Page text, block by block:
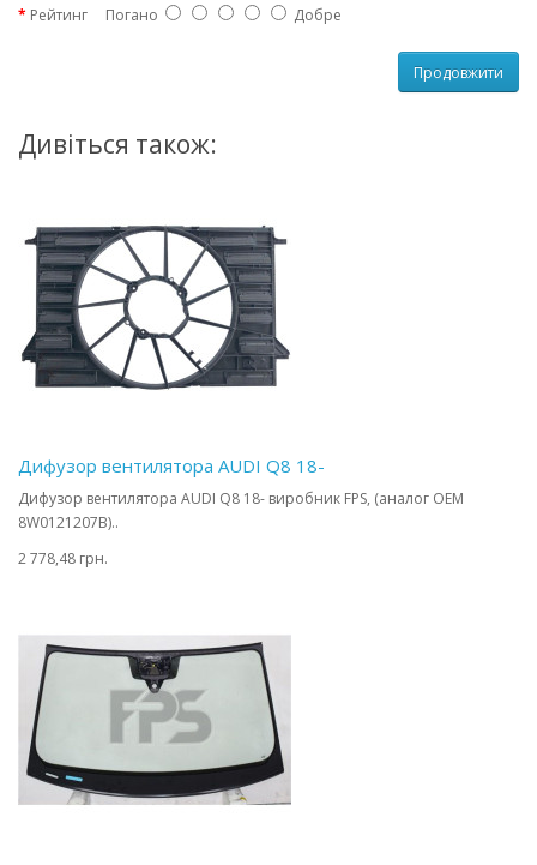
Рейтинг Погано Добре
Продовжити
Дивіться також:
Дифузор вентилятора AUDI Q8 18-
Дифузор вентилятора AUDI Q8 18- виробник FPS, (аналог OEM
8W0121207B)..
2 778,48 грн.